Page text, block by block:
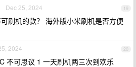
19
Dec 25, 2024
刷机的款？ 海外版小米刷机是否方便
20
2024
不可思议 1 一天刷机两三次到欢乐